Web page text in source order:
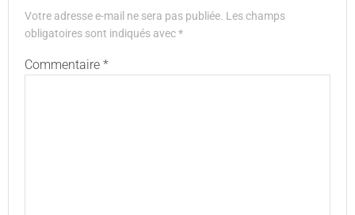
Votre adresse e-mail ne sera pas publiée. Les champs
obligatoires sont indiqués avec*
Commentaire *